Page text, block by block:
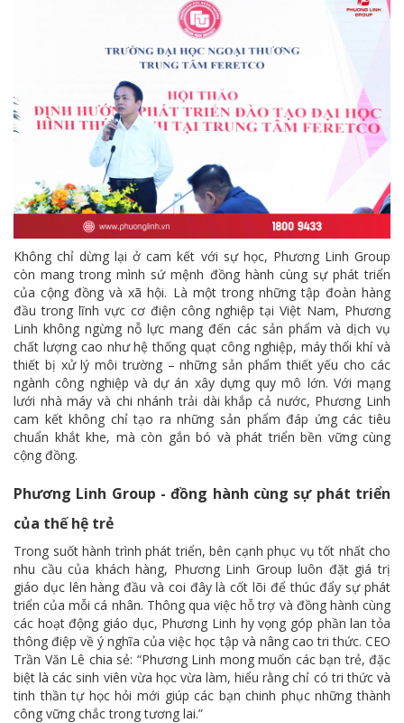
Không chỉ dừng lại ở cam kết với sự học, Phương Linh Group
còn mang trong mình sứ mệnh đồng hành cùng sự phát triển
của cộng đồng và xã hội. Là một trong những tập đoàn hàng
đầu trong lĩnh vực cơ điện công nghiệp tại Việt Nam, Phương
Linh không ngừng nỗ lực mang đến các sản phẩm và dịch vụ
chất lượng cao như hệ thống quạt công nghiệp, máy thổi khí và
thiết bị xử lý môi trường – những sản phẩm thiết yếu cho các
ngành công nghiệp và dự án xây dựng quy mô lớn. Với mạng
lưới nhà máy và chi nhánh trải dài khắp cả nước, Phương Linh
cam kết không chỉ tạo ra những sản phẩm đáp ứng các tiêu
chuẩn khắt khe, mà còn gắn bó và phát triển bền vững cùng
cộng đồng.
Phương Linh Group - đồng hành cùng sự phát triển
của thế hệ trẻ
Trong suốt hành trình phát triển, bên cạnh phục vụ tốt nhất cho
nhu cầu của khách hàng, Phương Linh Group luôn đặt giá trị
giáo dục lên hàng đầu và coi đây là cốt lõi để thúc đẩy sự phát
triển của mỗi cá nhân. Thông qua việc hỗ trợ và đồng hành cùng
các hoạt động giáo dục, Phương Linh hy vọng góp phần lan tỏa
thông điệp về ý nghĩa của việc học tập và nâng cao tri thức. CEO
Trần Văn Lê chia sẻ: “Phương Linh mong muốn các bạn trẻ, đặc
biệt là các sinh viên vừa học vừa làm, hiểu rằng chỉ có tri thức và
tinh thần tự học hỏi mới giúp các bạn chinh phục những thành
công vững chắc trong tương lai.”